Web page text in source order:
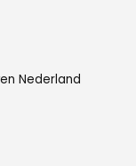
Nederland